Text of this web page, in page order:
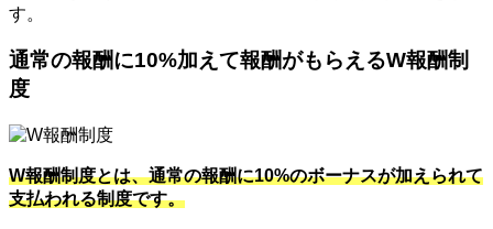
す。
通常の報酬に10%加えて報酬がもらえるW報酬制
度
W報酬制度とは、通常の報酬に10%のボーナスが加えられて
支払われる制度です。